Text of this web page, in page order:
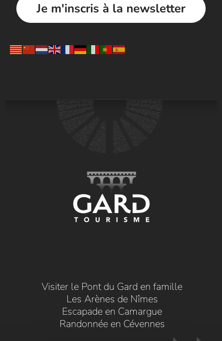
Je m'inscris à la newsletter
Visiter le Pont du Gard en famille
Les Arènes de Nîmes
Escapade en Camargue
Randonnée en Cévennes